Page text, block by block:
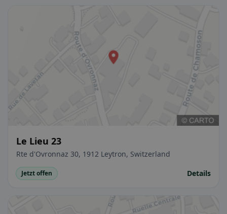
Le Lieu 23
Rte d'Ovronnaz 30, 1912 Leytron, Switzerland
Jetzt offen Details